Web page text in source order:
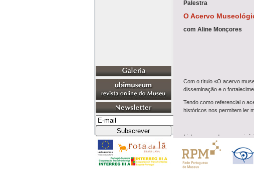
Palestra
O Acervo
com Aline Monçores
Com o título «O acervo
disseminação e o
Tendo como referencial o
históricos nos permitem ler
Link para aceder ao
Biografia